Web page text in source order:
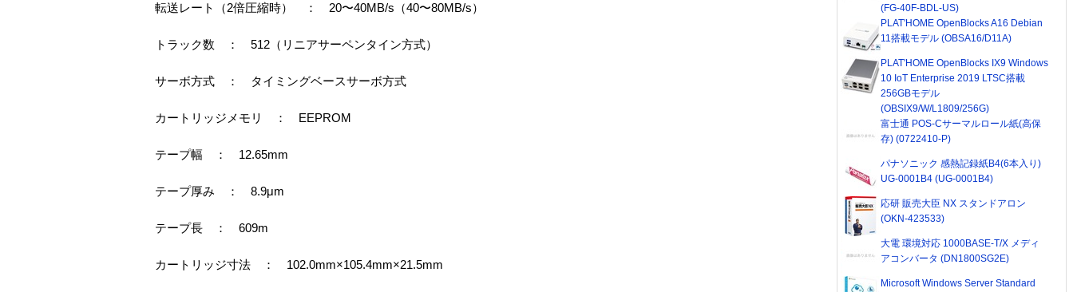
転送レート（2倍圧縮時） ： 20〜40MB/s（40〜80MB/s）
トラック数 ： 512（リニアサーペンタイン方式）
サーボ方式 ： タイミングベースサーボ方式
カートリッジメモリ ： EEPROM
テープ幅 ： 12.65mm
テープ厚み ： 8.9μm
テープ長 ： 609m
カートリッジ寸法 ： 102.0mm×105.4mm×21.5mm
(FG-40F-BDL-US)
PLAT'HOME OpenBlocks A16 Debian
11搭載モデル (OBSA16/D11A)
PLAT'HOME OpenBlocks IX9 Windows
10 IoT Enterprise 2019 LTSC搭載
256GBモデル
(OBSIX9/W/L1809/256G)
富士通 POS-Cサーマルロール紙(高保
存) (0722410-P)
パナソニック 感熱記録紙B4(6本入り)
UG-0001B4 (UG-0001B4)
応研 販売大臣 NX スタンドアロン
(OKN-423533)
大電 環境対応 1000BASE-T/X メディ
アコンバータ (DN1800SG2E)
Microsoft Windows Server Standard